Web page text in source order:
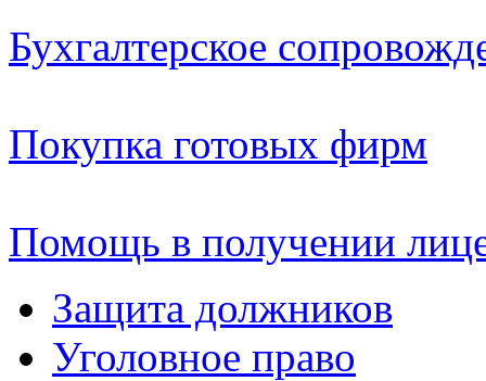
Бухгалтерское
Покупка готовых фирм
Помощь в получении
Защита должников
Уголовное право